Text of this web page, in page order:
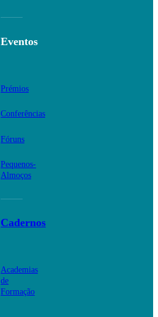
Eventos
Prémios
Conferências
Fóruns
Pequenos-
Almoços
Cadernos
Academias
de
Formação